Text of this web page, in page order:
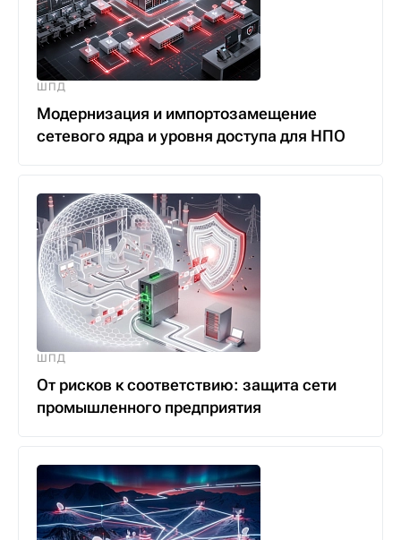
ШПД
Модернизация и импортозамещение
сетевого ядра и уровня доступа для НПО
ШПД
От рисков к соответствию: защита сети
промышленного предприятия